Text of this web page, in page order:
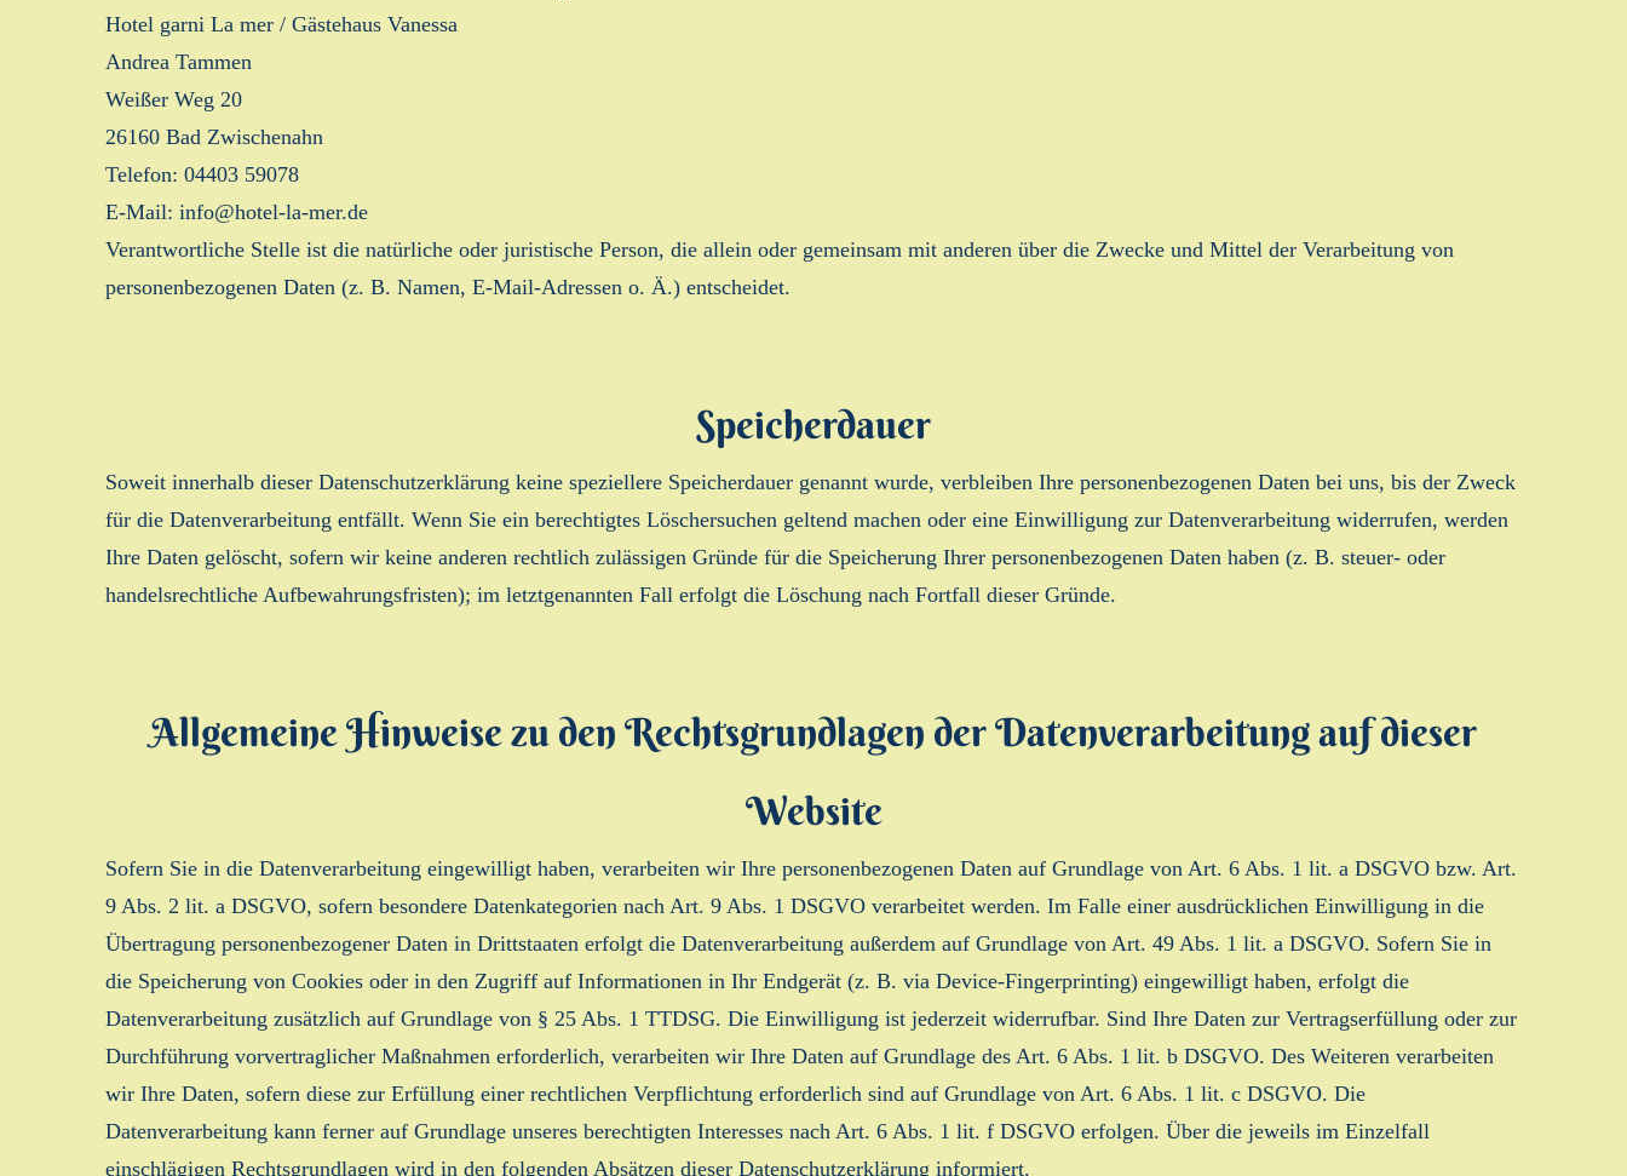
Hotel garni La mer / Gästehaus Vanessa
Andrea Tammen
Weißer Weg 20
26160 Bad Zwischenahn
Telefon: 04403 59078
E-Mail: info@hotel-la-mer.de
Verantwortliche Stelle ist die natürliche oder juristische Person, die allein oder gemeinsam mit anderen über die Zwecke und Mittel der Verarbeitung von
personenbezogenen Daten (z. B. Namen, E-Mail-Adressen o. Ä.) entscheidet.
Speicherdauer
Soweit innerhalb dieser Datenschutzerklärung keine speziellere Speicherdauer genannt wurde, verbleiben Ihre personenbezogenen Daten bei uns, bis der Zweck
für die Datenverarbeitung entfällt. Wenn Sie ein berechtigtes Löschersuchen geltend machen oder eine Einwilligung zur Datenverarbeitung widerrufen, werden
Ihre Daten gelöscht, sofern wir keine anderen rechtlich zulässigen Gründe für die Speicherung Ihrer personenbezogenen Daten haben (z. B. steuer- oder
handelsrechtliche Aufbewahrungsfristen); im letztgenannten Fall erfolgt die Löschung nach Fortfall dieser Gründe.
Allgemeine Hinweise zu den Rechtsgrundlagen der Datenverarbeitung auf dieser
Website
Sofern Sie in die Datenverarbeitung eingewilligt haben, verarbeiten wir Ihre personenbezogenen Daten auf Grundlage von Art. 6 Abs. 1 lit. a DSGVO bzw. Art.
9 Abs. 2 lit. a DSGVO, sofern besondere Datenkategorien nach Art. 9 Abs. 1 DSGVO verarbeitet werden. Im Falle einer ausdrücklichen Einwilligung in die
Übertragung personenbezogener Daten in Drittstaaten erfolgt die Datenverarbeitung außerdem auf Grundlage von Art. 49 Abs. 1 lit. a DSGVO. Sofern Sie in
die Speicherung von Cookies oder in den Zugriff auf Informationen in Ihr Endgerät (z. B. via Device-Fingerprinting) eingewilligt haben, erfolgt die
Datenverarbeitung zusätzlich auf Grundlage von § 25 Abs. 1 TTDSG. Die Einwilligung ist jederzeit widerrufbar. Sind Ihre Daten zur Vertragserfüllung oder zur
Durchführung vorvertraglicher Maßnahmen erforderlich, verarbeiten wir Ihre Daten auf Grundlage des Art. 6 Abs. 1 lit. b DSGVO. Des Weiteren verarbeiten
wir Ihre Daten, sofern diese zur Erfüllung einer rechtlichen Verpflichtung erforderlich sind auf Grundlage von Art. 6 Abs. 1 lit. c DSGVO. Die
Datenverarbeitung kann ferner auf Grundlage unseres berechtigten Interesses nach Art. 6 Abs. 1 lit. f DSGVO erfolgen. Über die jeweils im Einzelfall
einschlägigen Rechtsgrundlagen wird in den folgenden Absätzen dieser Datenschutzerklärung informiert.